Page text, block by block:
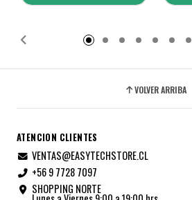
VOLVER ARRIBA
ATENCION CLIENTES
VENTAS@EASYTECHSTORE.CL
+56 9 7728 7097
SHOPPING NORTE